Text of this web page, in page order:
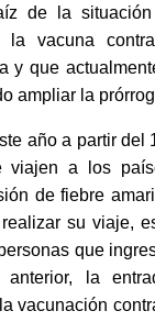
de la
la vacuna
y que
ampliar la
año a partir del
viajen a los
de fiebre
su viaje,
que
anterior, la
vacunación